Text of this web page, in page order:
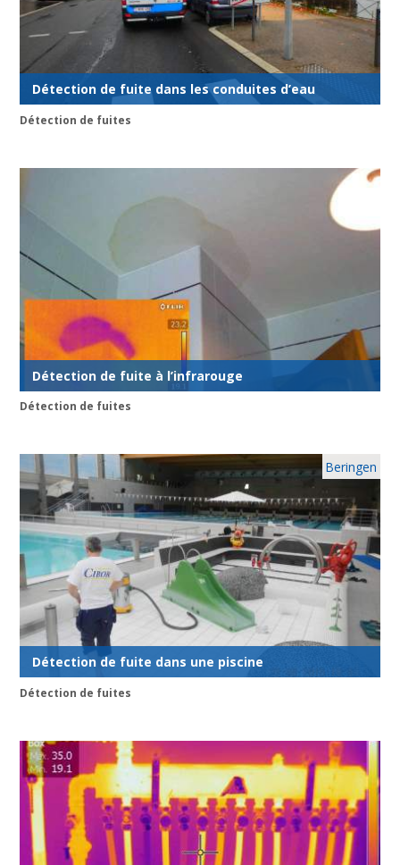
Détection de fuite dans les conduites d’eau
Détection de fuites
Détection de fuite à l’infrarouge
Détection de fuites
Détection de fuite dans une piscine
Beringen
Détection de fuites